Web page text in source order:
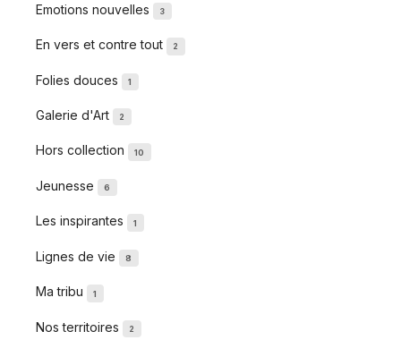
Emotions nouvelles 3
En vers et contre tout 2
Folies douces 1
Galerie d'Art 2
Hors collection 10
Jeunesse 6
Les inspirantes 1
Lignes de vie 8
Ma tribu 1
Nos territoires 2